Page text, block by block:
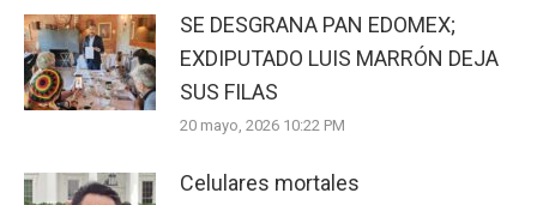
SE DESGRANA PAN EDOMEX;
EXDIPUTADO LUIS MARRÓN DEJA
SUS FILAS
20 mayo, 2026 10:22 PM
Celulares mortales